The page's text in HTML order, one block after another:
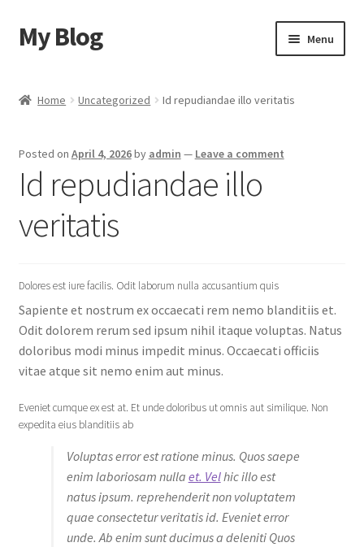
Skip
to
Skip
to
My Blog Menu
Checkout
My account
Shop
Home Uncategorized Id repudiandae illo veritatis
Posted on April 4, 2026by admin — Leave a comment
Id repudiandae illo
veritatis
Dolores est iure facilis. Odit laborum nulla accusantium quis
Sapiente et nostrum ex occaecati rem nemo blanditiis et.
Odit dolorem rerum sed ipsum nihil itaque voluptas. Natus
doloribus modi minus impedit minus. Occaecati officiis
vitae atque sit nemo enim aut minus.
Eveniet cumque ex est at. Et unde doloribus ut omnis aut similique. Non
expedita eius blanditiis ab
Voluptas error est ratione minus. Quos saepe
enim laboriosam nulla et. Velhic illo est
natus ipsum. reprehenderit non voluptatem
quae consectetur veritatis id. Eveniet error
unde. Ab enim sunt ducimus a deleniti Quos